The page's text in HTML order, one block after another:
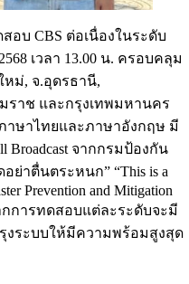
อบ CBS ต่อเนื่องในระดับ
เวลา 13.00 น. ครอบคลุม
หม่, จ.อุดรธานี,
ราช และกรุงเทพมหานคร
ษาไทยและภาษาอังกฤษ มี
Broadcast จากกรมป้องกัน
ย่าตื่นตระหนก” “This is a
Prevention and Mitigation
ากการทดสอบแต่ละระดับจะมี
งระบบให้มีความพร้อมสูงสุด